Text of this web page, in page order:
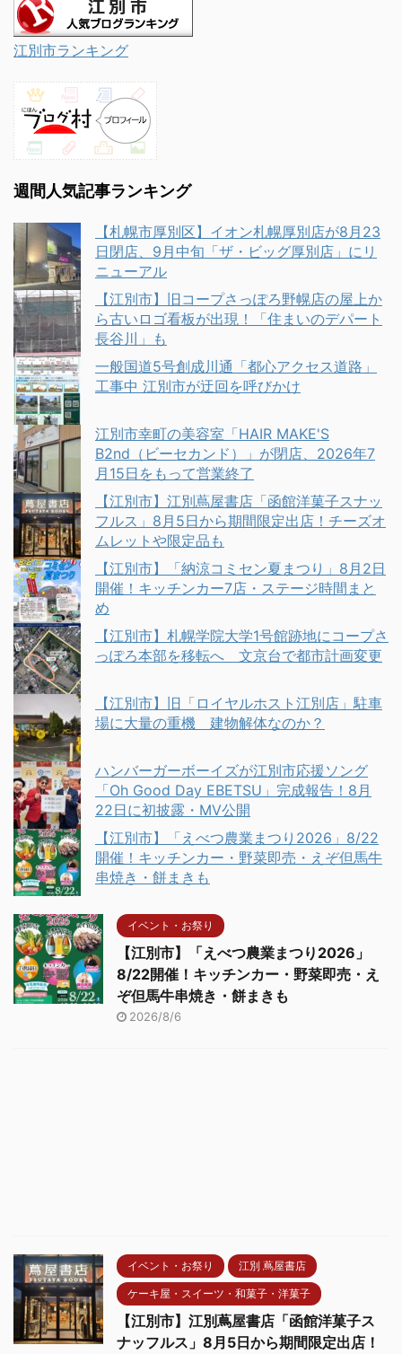
江別市ランキング
週間人気記事ランキング
【札幌市厚別区】イオン札幌厚別店が8月23
日閉店、9月中旬「ザ・ビッグ厚別店」にリ
ニューアル
【江別市】旧コープさっぽろ野幌店の屋上か
ら古いロゴ看板が出現！「住まいのデパート
長谷川」も
一般国道5号創成川通「都心アクセス道路」
工事中 江別市が迂回を呼びかけ
江別市幸町の美容室「HAIR MAKE'S
B2nd（ビーセカンド）」が閉店、2026年7
月15日をもって営業終了
【江別市】江別蔦屋書店「函館洋菓子スナッ
フルス」8月5日から期間限定出店！チーズオ
ムレットや限定品も
【江別市】「納涼コミセン夏まつり」8月2日
開催！キッチンカー7店・ステージ時間まと
め
【江別市】札幌学院大学1号館跡地にコープさ
っぽろ本部を移転へ 文京台で都市計画変更
【江別市】旧「ロイヤルホスト江別店」駐車
場に大量の重機 建物解体なのか？
ハンバーガーボーイズが江別市応援ソング
「Oh Good Day EBETSU」完成報告！8月
22日に初披露・MV公開
【江別市】「えべつ農業まつり2026」8/22
開催！キッチンカー・野菜即売・えぞ但馬牛
串焼き・餅まきも
イベント・お祭り
【江別市】「えべつ農業まつり2026」
8/22開催！キッチンカー・野菜即売・え
ぞ但馬牛串焼き・餅まきも
2026/8/6
イベント・お祭り 江別 蔦屋書店
ケーキ屋・スイーツ・和菓子・洋菓子
【江別市】江別蔦屋書店「函館洋菓子ス
ナッフルス」8月5日から期間限定出店！